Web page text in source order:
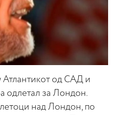
Атлантикот од САД и
одлетал за Лондон.
над Лондон, по